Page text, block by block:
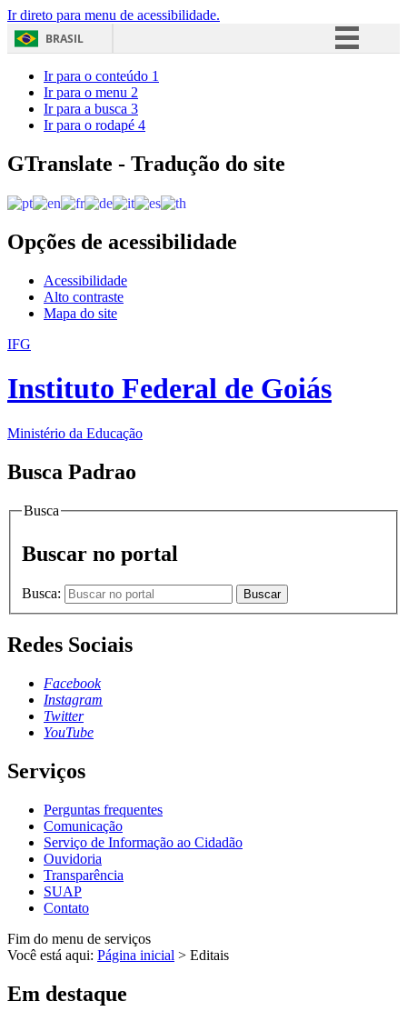
Ir direto para menu de acessibilidade.
BRASIL
Acesso à informação
Ir para o conteúdo 1
Ir para o menu 2
Ir para a busca 3
Ir para o rodapé 4
GTranslate - Tradução do site
Opções de acessibilidade
Acessibilidade
Alto contraste
Mapa do site
IFG
Instituto Federal de Goiás
Ministério da Educação
Busca Padrao
Busca
Buscar no portal
Busca: Buscar
Redes Sociais
Facebook
Instagram
Twitter
YouTube
Serviços
Perguntas frequentes
Comunicação
Serviço de Informação ao Cidadão
Ouvidoria
Transparência
SUAP
Contato
Fim do menu de serviços
Você está aqui: Página inicial > Editais
Em destaque